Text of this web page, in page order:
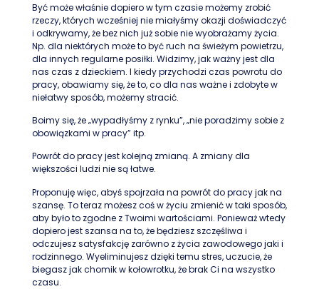
Być może właśnie dopiero w tym czasie możemy zrobić
rzeczy, których wcześniej nie miałyśmy okazji doświadczyć
i odkrywamy, że bez nich już sobie nie wyobrażamy życia.
Np. dla niektórych może to być ruch na świeżym powietrzu,
dla innych regularne posiłki. Widzimy, jak ważny jest dla
nas czas z dzieckiem. I kiedy przychodzi czas powrotu do
pracy, obawiamy się, że to, co dla nas ważne i zdobyte w
niełatwy sposób, możemy stracić.
Boimy się, że „wypadłyśmy z rynku”, „nie poradzimy sobie z
obowiązkami w pracy” itp.
Powrót do pracy jest kolejną zmianą. A zmiany dla
większości ludzi nie są łatwe.
Proponuję więc, abyś spojrzała na powrót do pracy jak na
szansę. To teraz możesz coś w życiu zmienić w taki sposób,
aby było to zgodne z Twoimi wartościami. Ponieważ wtedy
dopiero jest szansa na to, że będziesz szczęśliwa i
odczujesz satysfakcję zarówno z życia zawodowego jaki i
rodzinnego. Wyeliminujesz dzięki temu stres, uczucie, że
biegasz jak chomik w kołowrotku, że brak Ci na wszystko
czasu.